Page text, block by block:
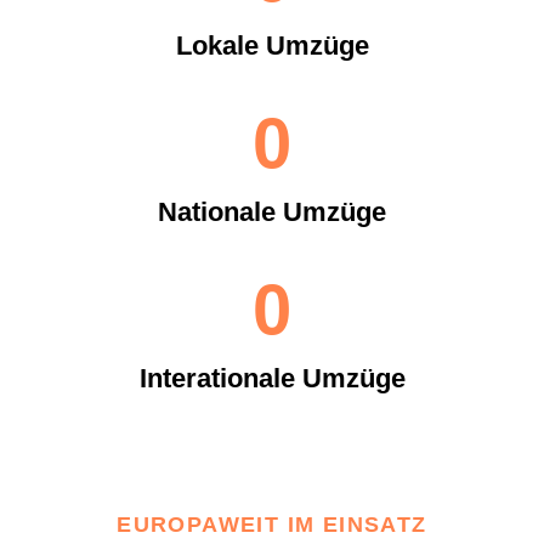
Lokale Umzüge
Nationale Umzüge
0
Interationale Umzüge
0
EUROPAWEIT IM EINSATZ